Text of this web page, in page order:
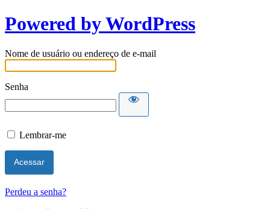
Powered by WordPress
Nome de usuário ou endereço de e-mail
Senha
Lembrar-me
Perdeu a senha?